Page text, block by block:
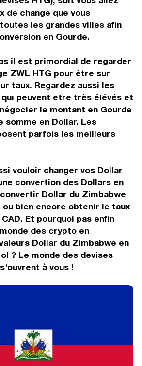
de change que vous
les grandes villes afin
en Gourde.
il est primordial de regarder
ZWL HTG pour être sur
taux. Regardez aussi les
peuvent être très élévés et
le montant en Gourde
somme en Dollar. Les
parfois les meilleurs
vouloir changer vos Dollar
convertion des Dollars en
Dollar du Zimbabwe
ou bien encore obtenir le taux
Et pourquoi pas enfin
des crypto en
Dollar du Zimbabwe en
? Le monde des devises
à vous !